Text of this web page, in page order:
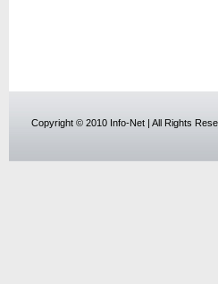
Copyright © 2010 Info-Net | All Rights